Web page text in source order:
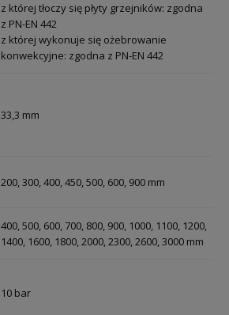
z której tłoczy się płyty grzejników: zgodna
z PN-EN 442
z której wykonuje się ożebrowanie
konwekcyjne: zgodna z PN-EN 442
33,3 mm
200, 300, 400, 450, 500, 600, 900 mm
400, 500, 600, 700, 800, 900, 1000, 1100, 1200,
1400, 1600, 1800, 2000, 2300, 2600, 3000 mm
10 bar